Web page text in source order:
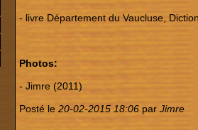
- livre Département du Vaucluse,
Photos:
- Jimre (2011)
Posté le 20-02-2015 18:06 par Jimre